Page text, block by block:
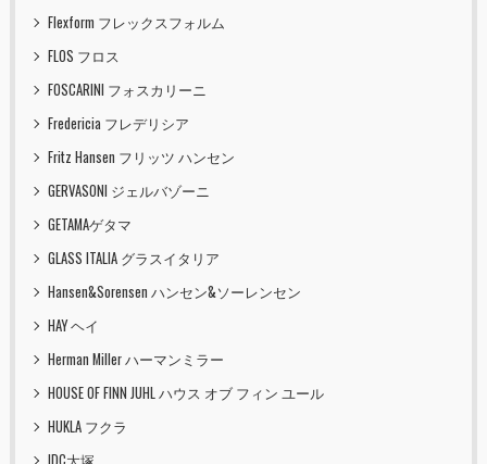
Flexform フレックスフォルム
FLOS フロス
FOSCARINI フォスカリーニ
Fredericia フレデリシア
Fritz Hansen フリッツ ハンセン
GERVASONI ジェルバゾーニ
GETAMAゲタマ
GLASS ITALIA グラスイタリア
Hansen&Sorensen ハンセン&ソーレンセン
HAY ヘイ
Herman Miller ハーマンミラー
HOUSE OF FINN JUHL ハウス オブ フィン ユール
HUKLA フクラ
IDC大塚